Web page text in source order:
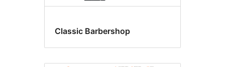
Classic Barbershop